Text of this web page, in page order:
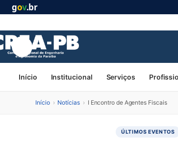
gov.br
Início Institucional Serviços
Início › Notícias › I Encontro de Agentes Fiscais
ÚLTIMOS EVENTOS